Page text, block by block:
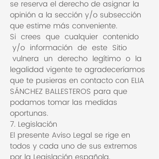
se reserva el derecho de asignar la
opinión a la sección y/o subsección
que estime más conveniente.
Si crees que cualquier contenido
y/o información de este Sitio
vulnera un derecho legítimo o la
legalidad vigente te agradeceríamos
que te pusieras en contacto con ELIA
SÁNCHEZ BALLESTEROS para que
podamos tomar las medidas
oportunas.
7. Legislación
El presente Aviso Legal se rige en
todos y cada uno de sus extremos